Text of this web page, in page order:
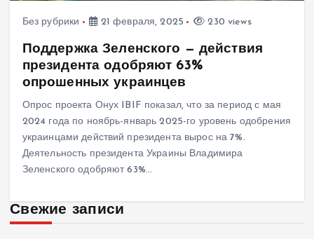
Без рубрики 21 февраля, 2025 230 views
Поддержка Зеленского — действия
президента одобряют 63%
опрошенных украинцев
Опрос проекта Онух IBIF показал, что за период с мая
2024 года по ноябрь-январь 2025-го уровень одобрения
украинцами действий президента вырос на 7%.
Деятельность президента Украины Владимира
Зеленского одобряют 63%…
Свежие записи